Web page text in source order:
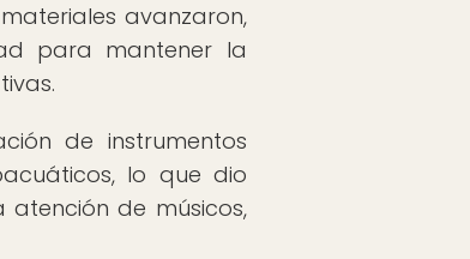
avanzaron,
para mantener la
de instrumentos
lo que dio
de músicos,